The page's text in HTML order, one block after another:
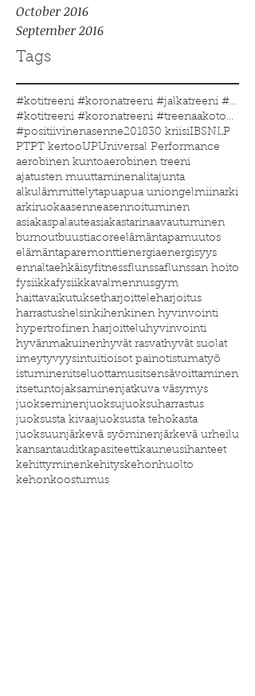
October 2016
September 2016
Tags
#kotitreeni #koronatreeni #jalkatreeni #treenakoto
#kotitreeni #koronatreeni #treenaakotona #treenaau
#positiivinenasenne201830 kriisiIBSNLP
PTPT kertooUPUniversal Performance
aerobinen kuntoaerobinen treeni
ajatusten muuttaminenalitajunta
alkulämmittelytapuapua uniongelmiinarki
arkiruokaasenneasennoituminen
asiakaspalauteasiakastarinaavautuminen
burnoutbuustiacoreelämäntapamuutos
elämäntaparemonttienergiaenergisyys
ennaltaehkäisyfitnessflunssaflunssan hoito
fysiikkafysiikkavalmennusgym
haittavaikutuksetharjoitteleharjoitus
harrastushelsinkihenkinen hyvinvointi
hypertrofinen harjoitteluhyvinvointi
hyvänmakuinenhyvät rasvathyvät suolat
imeytyvyysintuitioisot painotistumatyö
istuminenitseluottamusitsensävoittaminen
itsetuntojaksaminenjatkuva väsymys
juokseminenjuoksujuoksuharrastus
juoksusta kivaajuoksusta tehokasta
juoksuunjärkevä syöminenjärkevä urheilu
kansantauditkapasiteettikauneusihanteet
kehittyminenkehityskehonhuolto
kehonkoostumus